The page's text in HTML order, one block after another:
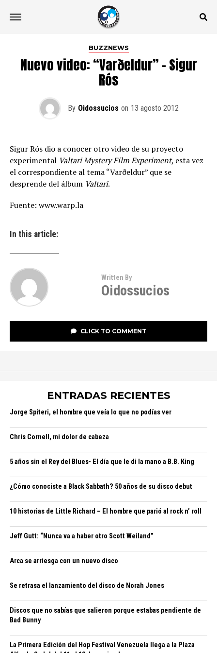
BUZZNEWS
Nuevo video: “Varðeldur” – Sigur
Rós
By Oidossucios on 13 agosto 2012
Sigur Rós dio a conocer otro video de su proyecto
experimental Valtari Mystery Film Experiment, esta vez
el correspondiente al tema “Varðeldur” que se
desprende del álbum Valtari.
Fuente: www.warp.la
In this article:
Written By
Oidossucios
CLICK TO COMMENT
ENTRADAS RECIENTES
Jorge Spiteri, el hombre que veía lo que no podías ver
Chris Cornell, mi dolor de cabeza
5 años sin el Rey del Blues- El día que le di la mano a B.B. King
¿Cómo conociste a Black Sabbath? 50 años de su disco debut
10 historias de Little Richard – El hombre que parió al rock n’ roll
Jeff Gutt: “Nunca va a haber otro Scott Weiland”
Arca se arriesga con un nuevo disco
Se retrasa el lanzamiento del disco de Norah Jones
Discos que no sabías que salieron porque estabas pendiente de
Bad Bunny
La Primera Edición del Hop Festival Venezuela llega a la Plaza